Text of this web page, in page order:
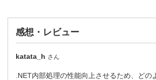
感想・レビュー
katata_h さん
.NET内部処理の性能向上させるため、どの